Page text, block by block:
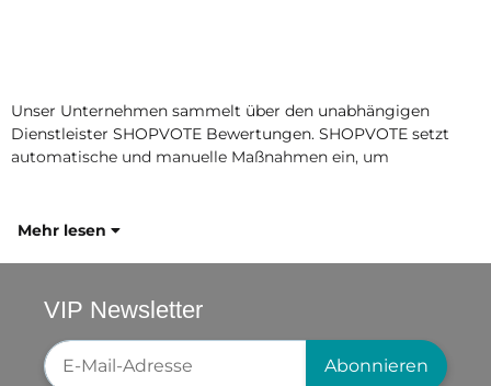
Unser Unternehmen sammelt über den unabhängigen
Dienstleister SHOPVOTE Bewertungen. SHOPVOTE setzt
automatische und manuelle Maßnahmen ein, um
Mehr lesen
VIP Newsletter
Newsletter-Registrierung
Abonnieren